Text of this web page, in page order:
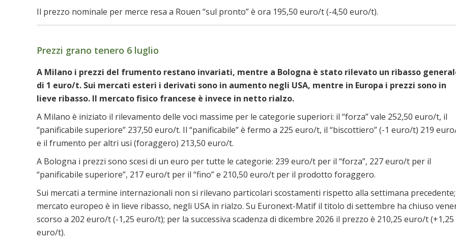
Il prezzo nominale per merce resa a Rouen “sul pronto” è ora 195,50 euro/t (-4,50 euro/t).
Prezzi grano tenero 6 luglio
A Milano i prezzi del frumento restano invariati, mentre a Bologna è stato rilevato un ribasso
di 1 euro/t. Sui mercati esteri i derivati sono in aumento negli USA, mentre in Europa i prezzi sono in
lieve ribasso. Il mercato fisico francese è invece in netto rialzo.
A Milano è iniziato il rilevamento delle voci massime per le categorie superiori: il “forza” vale 252,50 euro/t, il
“panificabile superiore” 237,50 euro/t. Il “panificabile” è fermo a 225 euro/t, il “biscottiero” (-1 euro/t) 219
e il frumento per altri usi (foraggero) 213,50 euro/t.
A Bologna i prezzi sono scesi di un euro per tutte le categorie: 239 euro/t per il “forza”, 227 euro/t per il
“panificabile superiore”, 217 euro/t per il “fino” e 210,50 euro/t per il prodotto foraggero.
Sui mercati a termine internazionali non si rilevano particolari scostamenti rispetto alla settimana
mercato europeo è in lieve ribasso, negli USA in rialzo. Su Euronext-Matif il titolo di settembre ha chiuso
scorso a 202 euro/t (-1,25 euro/t); per la successiva scadenza di dicembre 2026 il prezzo è 210,25 euro/t (+1,25
euro/t).